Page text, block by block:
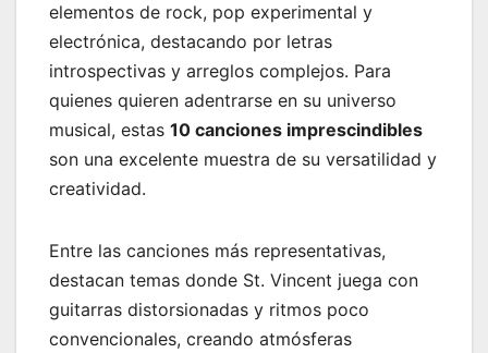
elementos de rock, pop experimental y
electrónica, destacando por letras
introspectivas y arreglos complejos. Para
quienes quieren adentrarse en su universo
musical, estas 10 canciones imprescindibles
son una excelente muestra de su versatilidad y
creatividad.
Entre las canciones más representativas,
destacan temas donde St. Vincent juega con
guitarras distorsionadas y ritmos poco
convencionales, creando atmósferas